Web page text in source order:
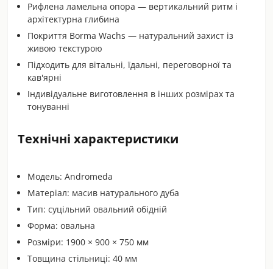
Рифлена ламельна опора — вертикальний ритм і
архітектурна глибина
Покриття Borma Wachs — натуральний захист із
живою текстурою
Підходить для вітальні, їдальні, переговорної та
кав'ярні
Індивідуальне виготовлення в інших розмірах та
тонуванні
Технічні характеристики
Модель: Andromeda
Матеріал: масив натурального дуба
Тип: суцільний овальний обідній
Форма: овальна
Розміри: 1900 × 900 × 750 мм
Товщина стільниці: 40 мм